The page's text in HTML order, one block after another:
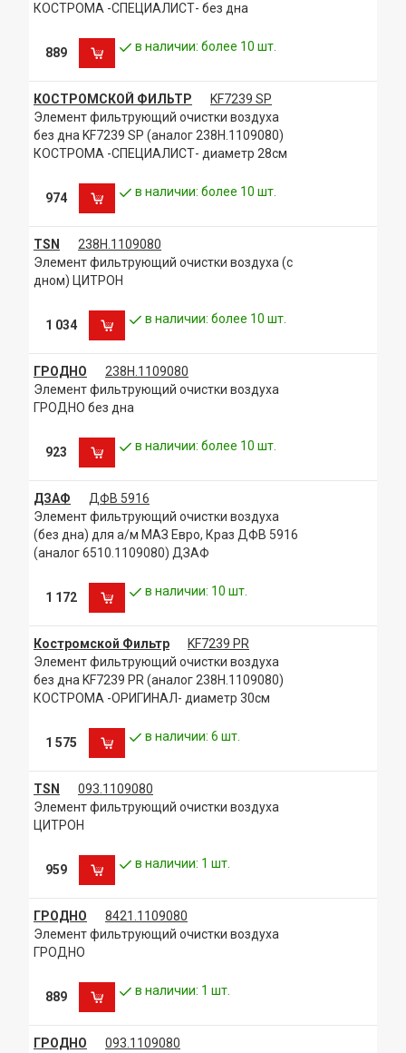
КОСТРОМА -СПЕЦИАЛИСТ- без дна
889 в наличии: более 10 шт.
КОСТРОМСКОЙ ФИЛЬТР
KF7239 SP
Элемент фильтрующий очистки воздуха
без дна KF7239 SP (аналог 238Н.1109080)
КОСТРОМА -СПЕЦИАЛИСТ- диаметр 28см
974 в наличии: более 10 шт.
TSN
238Н.1109080
Элемент фильтрующий очистки воздуха (с
дном) ЦИТРОН
1 034 в наличии: более 10 шт.
ГРОДНО
238Н.1109080
Элемент фильтрующий очистки воздуха
ГРОДНО без дна
923 в наличии: более 10 шт.
ДЗАФ
ДФВ 5916
Элемент фильтрующий очистки воздуха
(без дна) для а/м МАЗ Евро, Краз ДФВ 5916
(аналог 6510.1109080) ДЗАФ
1 172 в наличии: 10 шт.
Костромской Фильтр
KF7239 PR
Элемент фильтрующий очистки воздуха
без дна KF7239 PR (аналог 238Н.1109080)
КОСТРОМА -ОРИГИНАЛ- диаметр 30см
1 575 в наличии: 6 шт.
TSN
093.1109080
Элемент фильтрующий очистки воздуха
ЦИТРОН
959 в наличии: 1 шт.
ГРОДНО
8421.1109080
Элемент фильтрующий очистки воздуха
ГРОДНО
889 в наличии: 1 шт.
ГРОДНО
093.1109080